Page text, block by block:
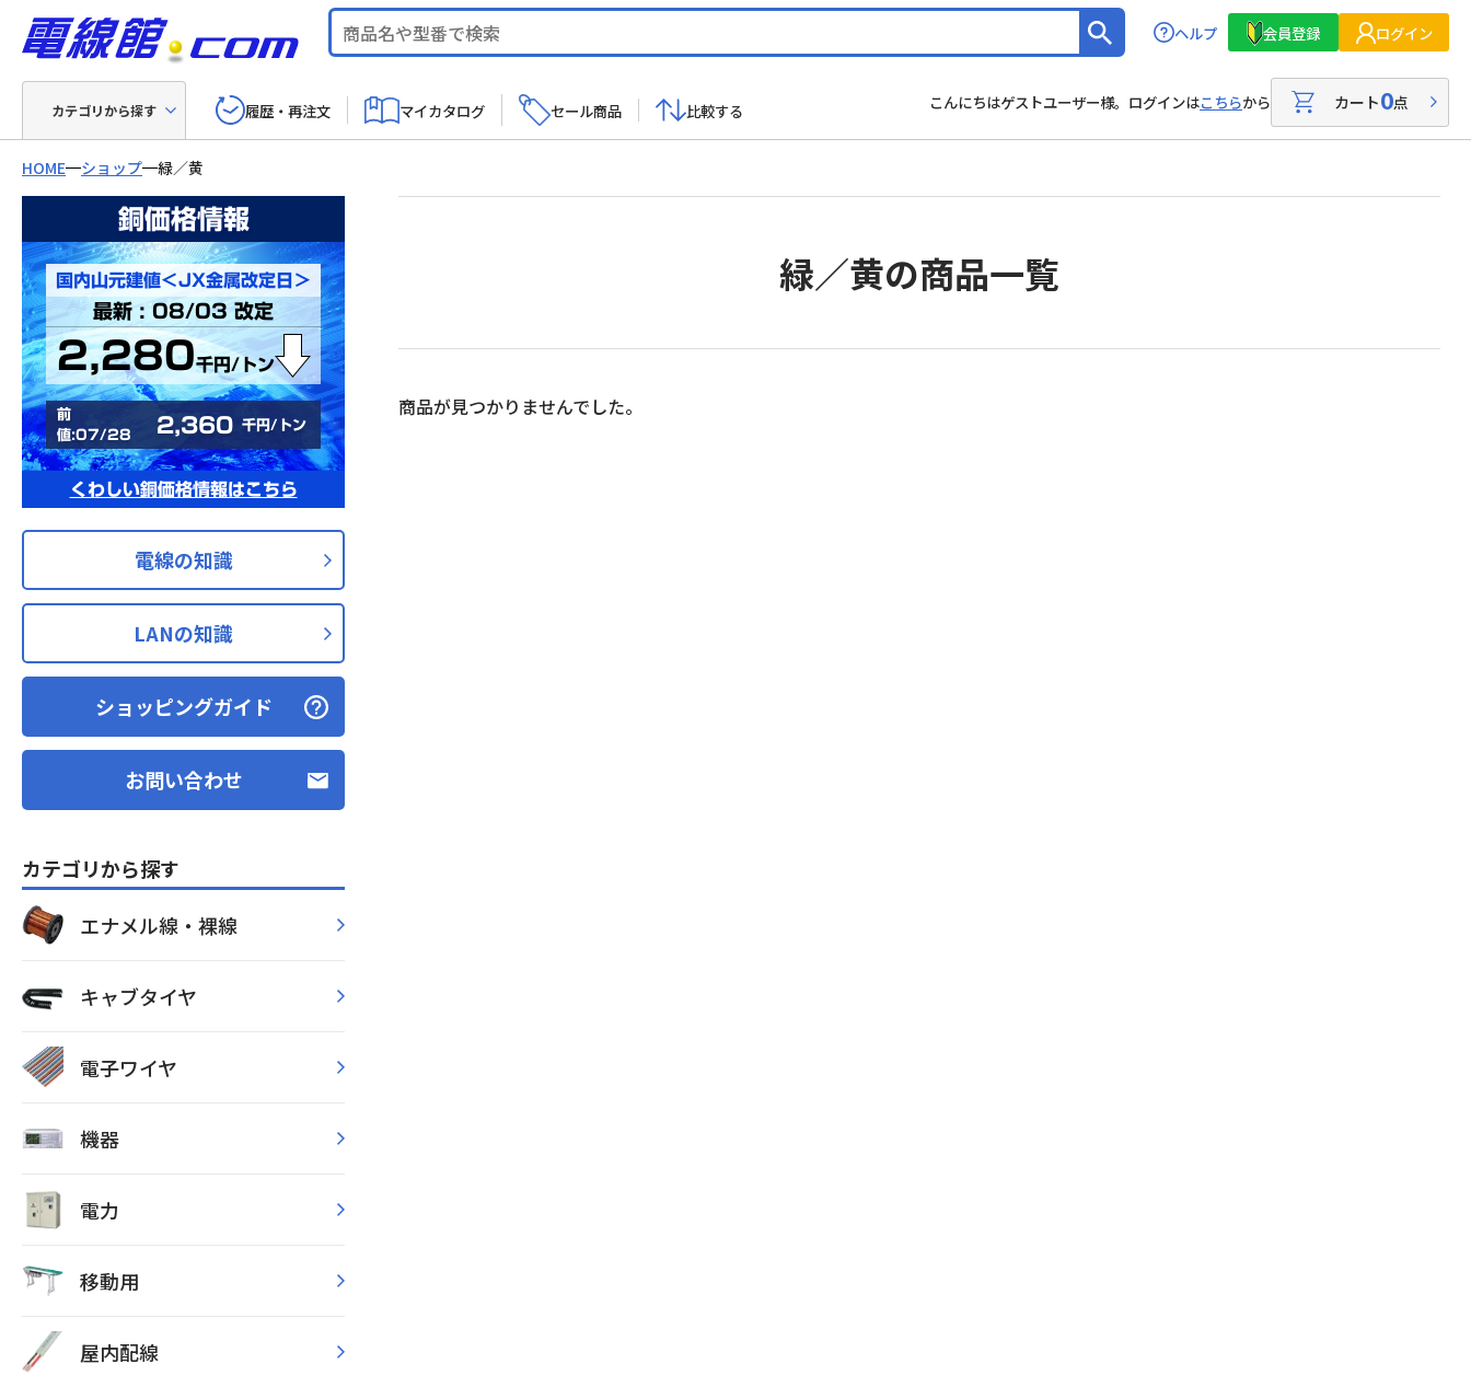
ヘルプ 会員登録 ログイン
カテゴリから探す 履歴・再注文 マイカタログ セール商品 比較する こんにちはゲストユーザー様。ログインはこちらから カート0点
HOME ショップ 緑／黄
銅価格情報
国内山元建値＜JX金属改定日＞
最新 : 08/03 改定
2,280千円/トン
前
値:07/28
2,360 千円/トン
くわしい銅価格情報はこちら
電線の知識
LANの知識
ショッピングガイド
お問い合わせ
カテゴリから探す
エナメル線・裸線
キャブタイヤ
電子ワイヤ
機器
電力
移動用
屋内配線
緑／黄の商品一覧
商品が見つかりませんでした。